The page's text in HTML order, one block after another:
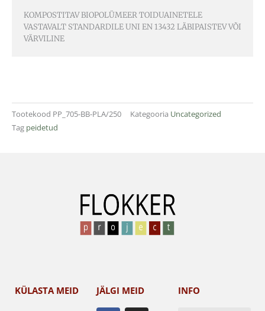
KOMPOSTITAV BIOPOLÜMEER TOIDUAINETELE
VASTAVALT STANDARDILE UNI EN 13432 LÄBIPAISTEV VÕI
VÄRVILINE
Tootekood PP_705-BB-PLA/250 Kategooria Uncategorized
Tag peidetud
KÜLASTA MEID JÄLGI MEID INFO